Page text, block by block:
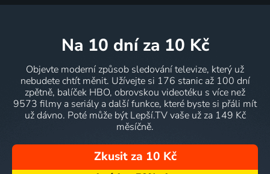
na 10 dní za 10 Kč
Objevte moderní způsob sledování televize, který už
nebudete chtít měnit. Užívejte si 176 stanic až 100 dní
zpětně, balíček HBO, obrovskou videotéku s více než
9573 filmy a seriály a další funkce, které byste si přáli mít
už dávno. Poté může být Lepší.TV vaše už za 149 Kč
měsíčně.
Zkusit za 10 Kč